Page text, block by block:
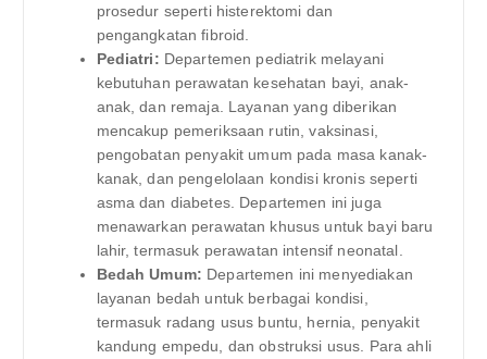
prosedur seperti histerektomi dan
pengangkatan fibroid.
Pediatri: Departemen pediatrik melayani
kebutuhan perawatan kesehatan bayi, anak-
anak, dan remaja. Layanan yang diberikan
mencakup pemeriksaan rutin, vaksinasi,
pengobatan penyakit umum pada masa kanak-
kanak, dan pengelolaan kondisi kronis seperti
asma dan diabetes. Departemen ini juga
menawarkan perawatan khusus untuk bayi baru
lahir, termasuk perawatan intensif neonatal.
Bedah Umum: Departemen ini menyediakan
layanan bedah untuk berbagai kondisi,
termasuk radang usus buntu, hernia, penyakit
kandung empedu, dan obstruksi usus. Para ahli